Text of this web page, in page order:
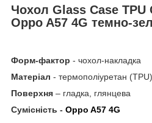
Чохол Glass Case TPU
Oppo A57 4G темно-
Форм-фактор - чохол-накладка
Матеріал - термополіуретан (TPU)
Поверхня – гладка, глянцева
Сумісність - Oppo A57 4G